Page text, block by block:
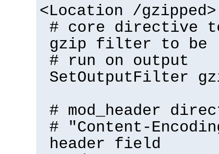
<Location /gzipped>
# core directive
gzip filter to be
# run on output
SetOutputFilter
# mod_header
# "Content-
header field